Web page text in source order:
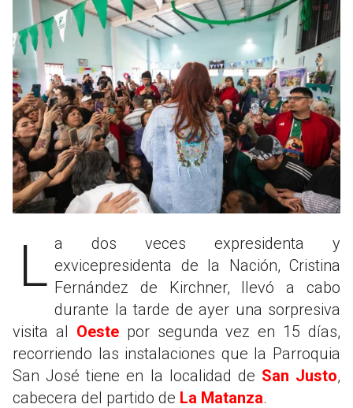
La dos veces expresidenta y exvicepresidenta de la Nación, Cristina
Fernández de Kirchner, llevó a cabo
durante la tarde de ayer una sorpresiva
visita al Oestepor segunda vez en 15 días,
recorriendo las instalaciones que la Parroquia
San José tiene en la localidad de San Justo,
cabecera del partido de La Matanza.